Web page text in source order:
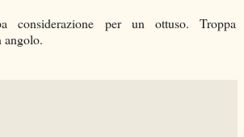
considerazione per un ottuso. Troppa
angolo.